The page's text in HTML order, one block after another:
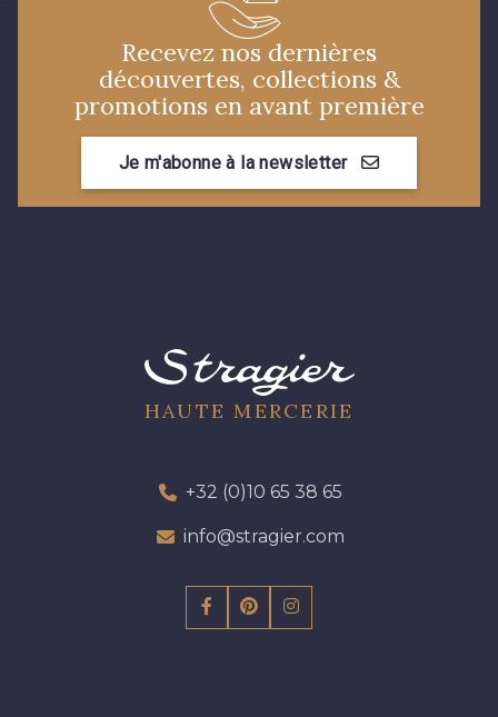
3944 - Vin de Rubis 10001 - Bleu Azur
Recevez nos dernières
découvertes, collections &
promotions en avant première
Je m'abonne à la newsletter
HAUTE MERCERIE
+32 (0)10 65 38 65
info@stragier.com